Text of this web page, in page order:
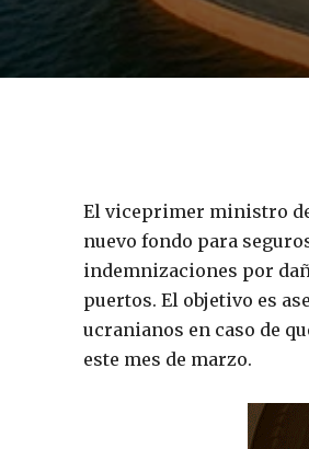
El viceprimer ministro
nuevo fondo para
indemnizaciones por
puertos. El objetivo es
ucranianos en caso de
este mes de marzo.